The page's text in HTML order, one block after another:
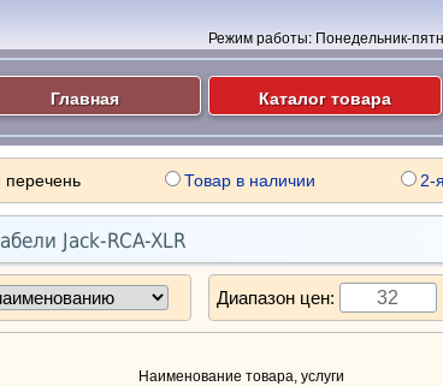
Режим работы: Понедельник-
Главная Каталог товара
Товар в наличии 2-
Jack-RCA-XLR
Диапазон цен:
Наименование товара, услуги